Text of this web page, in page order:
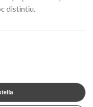
distintiu.